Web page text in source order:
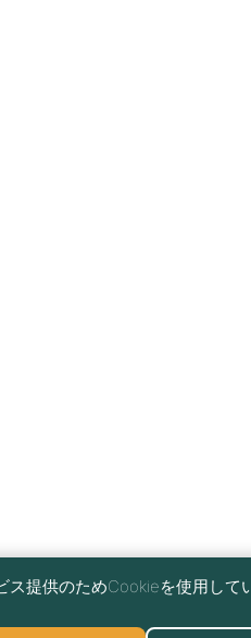
ス提供のためCookieを使用して